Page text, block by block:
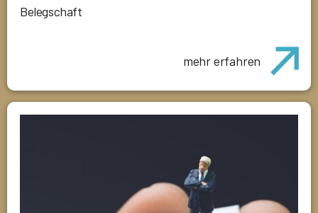
Belegschaft
mehr erfahren